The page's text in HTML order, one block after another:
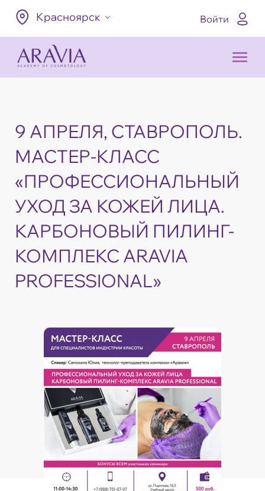
Красноярск Войти
9 АПРЕЛЯ, СТАВРОПОЛЬ.
МАСТЕР-КЛАСС
«ПРОФЕССИОНАЛЬНЫЙ
УХОД ЗА КОЖЕЙ ЛИЦА.
КАРБОНОВЫЙ ПИЛИНГ-
КОМПЛЕКС ARAVIA
PROFESSIONAL»